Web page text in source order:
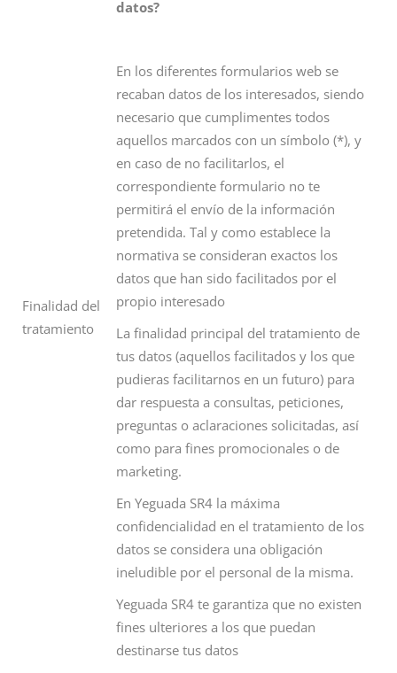
Finalidad del
tratamiento
datos?
En los diferentes formularios web se
recaban datos de los interesados, siendo
necesario que cumplimentes todos
aquellos marcados con un símbolo (*), y
en caso de no facilitarlos, el
correspondiente formulario no te
permitirá el envío de la información
pretendida. Tal y como establece la
normativa se consideran exactos los
datos que han sido facilitados por el
propio interesado
La finalidad principal del tratamiento de
tus datos (aquellos facilitados y los que
pudieras facilitarnos en un futuro) para
dar respuesta a consultas, peticiones,
preguntas o aclaraciones solicitadas, así
como para fines promocionales o de
marketing.
En Yeguada SR4 la máxima
confidencialidad en el tratamiento de los
datos se considera una obligación
ineludible por el personal de la misma.
Yeguada SR4 te garantiza que no existen
fines ulteriores a los que puedan
destinarse tus datos